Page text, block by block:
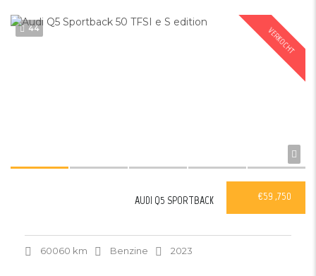
VERKOCHT
44
€59 ,750
AUDI Q5 SPORTBACK
60060 km Benzine 2023